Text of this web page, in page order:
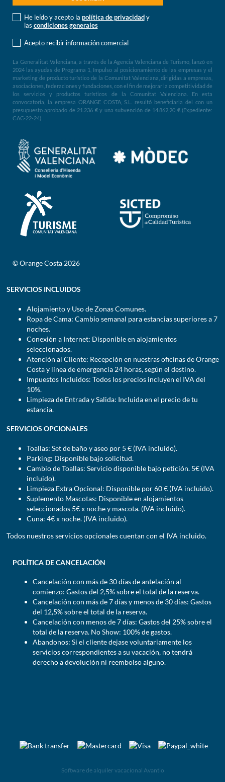
He leído y acepto la política de privacidady
las condiciones generales
Acepto recibir información comercial
La Generalitat Valenciana, a través de la Agencia Valenciana de Turismo, lanzó en
2024 las ayudas de Programa 1, Impulso al posicionamiento de las empresas y el
marketing de producto turístico de la Comunitat Valenciana, dirigidas a empresas,
asociaciones, federaciones y fundaciones, con el fin de mejorar la competitividad de
los servicios y productos turísticos de la Comunitat Valenciana. En esta
convocatoria, la empresa ORANGE COSTA, S.L. resultó beneficiaria del con un
presupuesto aprobado de 21.236 € y una subvención de 14.862,20 € (Expediente:
CAC-22-24)
© Orange Costa 2026
SERVICIOS INCLUIDOS
Alojamiento y Uso de Zonas Comunes.
Ropa de Cama: Cambio semanal para estancias superiores a 7
noches.
Conexión a Internet: Disponible en alojamientos
seleccionados.
Atención al Cliente: Recepción en nuestras oficinas de Orange
Costa y línea de emergencia 24 horas, según el destino.
Impuestos Incluidos: Todos los precios incluyen el IVA del
10%.
Limpieza de Entrada y Salida: Incluida en el precio de tu
estancia.
SERVICIOS OPCIONALES
Toallas: Set de baño y aseo por 5 € (IVA incluido).
Parking: Disponible bajo solicitud.
Cambio de Toallas: Servicio disponible bajo petición. 5€ (IVA
incluido).
Limpieza Extra Opcional: Disponible por 60 € (IVA incluido).
Suplemento Mascotas: Disponible en alojamientos
seleccionados 5€ x noche y mascota. (IVA incluido).
Cuna: 4€ x noche. (IVA incluido).
Todos nuestros servicios opcionales cuentan con el IVA incluido.
POLÍTICA DE CANCELACIÓN
Cancelación con más de 30 días de antelación al
comienzo: Gastos del 2,5% sobre el total de la reserva.
Cancelación con más de 7 días y menos de 30 días: Gastos
del 12,5% sobre el total de la reserva.
Cancelación con menos de 7 días: Gastos del 25% sobre el
total de la reserva. No Show: 100% de gastos.
Abandonos: Si el cliente dejase voluntariamente los
servicios correspondientes a su vacación, no tendrá
derecho a devolución ni reembolso alguno.
Software de alquiler vacacional Avantio